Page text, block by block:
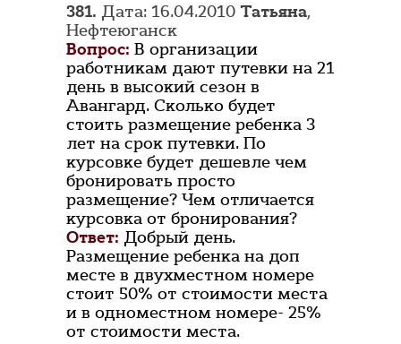
381. Дата: 16.04.2010 Татьяна,
Нефтеюганск
Вопрос: В организации
работникам дают путевки на 21
день в высокий сезон в
Авангард. Сколько будет
стоить размещение ребенка 3
лет на срок путевки. По
курсовке будет дешевле чем
бронировать просто
размещение? Чем отличается
курсовка от бронирования?
Ответ: Добрый день.
Размещение ребенка на доп
месте в двухместном номере
стоит 50% от стоимости места
и в одноместном номере- 25%
от стоимости места.